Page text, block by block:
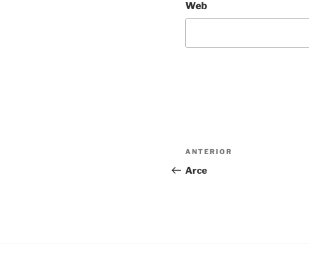
Web
Navegación
de
Entrada
anterior:
ANTERIOR
Arce